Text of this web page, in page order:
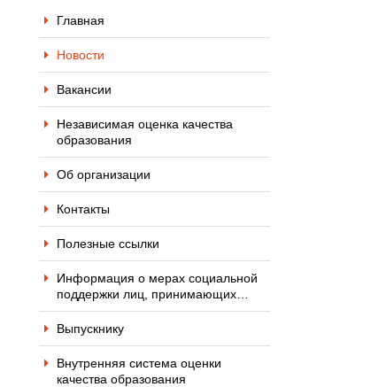
Главная
Новости
Вакансии
Независимая оценка качества
образования
Об организации
Контакты
Полезные ссылки
Информация о мерах социальной
поддержки лиц, принимающих…
Выпускнику
Внутренняя система оценки
качества образования